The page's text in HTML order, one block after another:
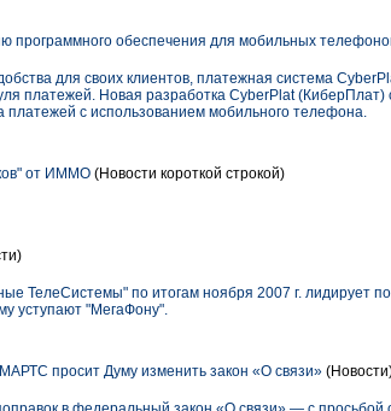
программного обеспечения для мобильных
для своих клиентов, платежная система
платежей. Новая разработка CyberPlat
с использованием мобильного телефона.
от ИММО (Новости короткой строкой)
ТелеСистемы" по итогам ноября 2007 г. лидирует
уступают "МегаФону".
просит Думу изменить закон «О связи»